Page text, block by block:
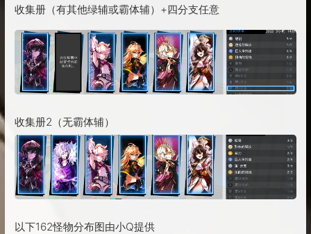
收集册（有其他绿辅或霸体辅）+四分支任意
收集册2（无霸体辅）
以下162怪物分布图由小Q提供